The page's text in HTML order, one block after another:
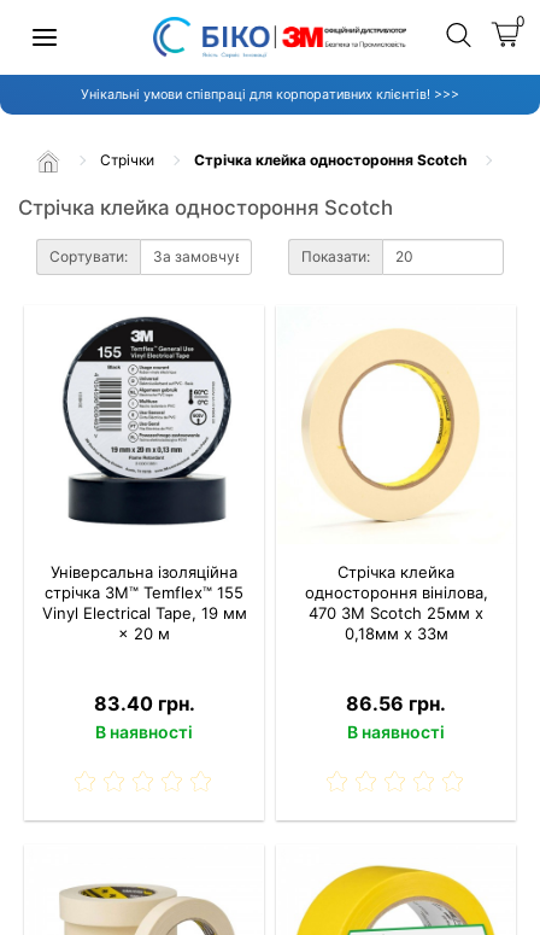
0
Унікальні умови співпраці для корпоративних клієнтів! >>>
Стрічки Стрічка клейка одностороння Scotch
Стрічка клейка одностороння Scotch
Сортувати: Показати:
Універсальна ізоляційна
стрічка 3M™ Temflex™ 155
Vinyl Electrical Tape, 19 мм
× 20 м
83.40 грн.
В наявності
Стрічка клейка
одностороння вінілова,
470 3M Scotch 25мм х
0,18мм х 33м
86.56 грн.
В наявності